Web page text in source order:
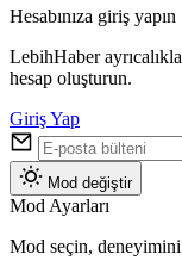
Hesabınıza giriş yapın
LebihHaber
hesap oluşturun.
Giriş Yap
Mod değiştir
Mod Ayarları
Mod seçin,